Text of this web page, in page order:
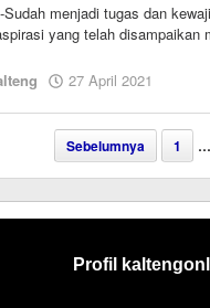
Sudah menjadi tugas dan
yang telah
27 April 2021
Sebelumnya 1 …
Profil